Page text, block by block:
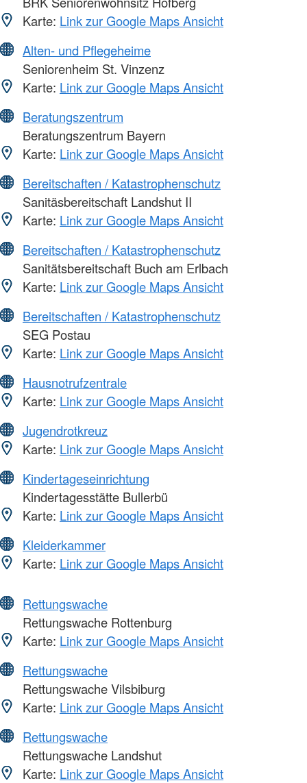
Karte: Link zur Google Maps Ansicht
Alten- und Pflegeheime
Seniorenheim St. Vinzenz
Karte: Link zur Google Maps Ansicht
Beratungszentrum
Beratungszentrum Bayern
Karte: Link zur Google Maps Ansicht
Bereitschaften / Katastrophenschutz
Sanitäsbereitschaft Landshut II
Karte: Link zur Google Maps Ansicht
Bereitschaften / Katastrophenschutz
Sanitätsbereitschaft Buch am Erlbach
Karte: Link zur Google Maps Ansicht
Bereitschaften / Katastrophenschutz
SEG Postau
Karte: Link zur Google Maps Ansicht
Hausnotrufzentrale
Karte: Link zur Google Maps Ansicht
Jugendrotkreuz
Karte: Link zur Google Maps Ansicht
Kindertageseinrichtung
Kindertagesstätte Bullerbü
Karte: Link zur Google Maps Ansicht
Kleiderkammer
Karte: Link zur Google Maps Ansicht
Rettungswache
Rettungswache Rottenburg
Karte: Link zur Google Maps Ansicht
Rettungswache
Rettungswache Vilsbiburg
Karte: Link zur Google Maps Ansicht
Rettungswache
Rettungswache Landshut
Karte: Link zur Google Maps Ansicht